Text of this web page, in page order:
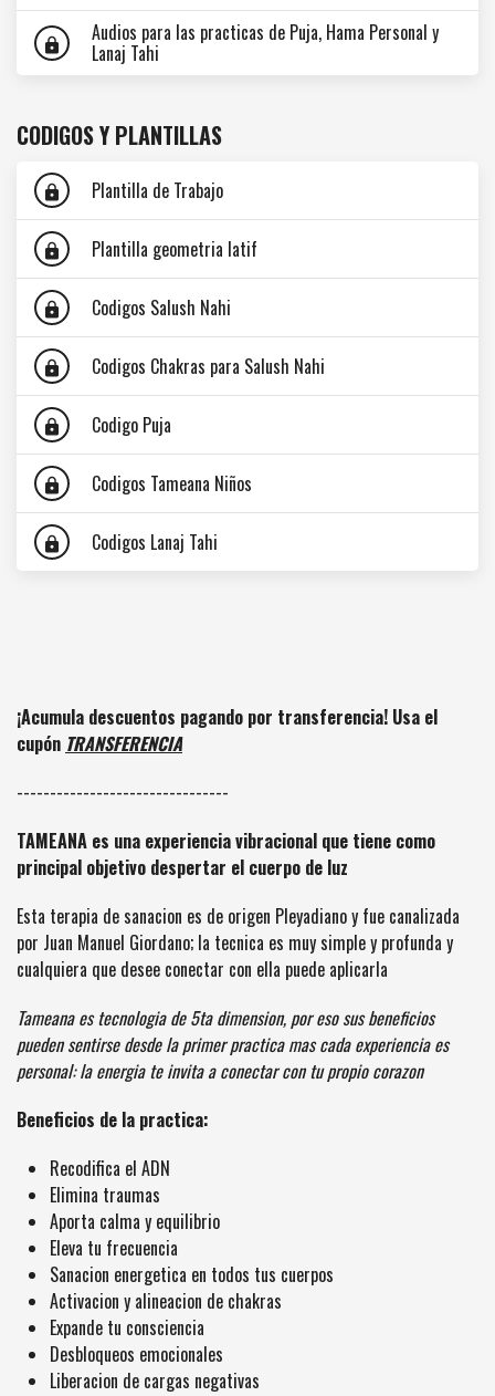
lock Audios para las practicas de Puja, Hama Personal y
Lanaj Tahi
CODIGOS Y PLANTILLAS
lock Plantilla de Trabajo
lock Plantilla geometria latif
lock Codigos Salush Nahi
lock Codigos Chakras para Salush Nahi
lock Codigo Puja
lock Codigos Tameana Niños
lock Codigos Lanaj Tahi
¡Acumula descuentos pagando por transferencia! Usa el
cupón TRANSFERENCIA
--------------------------------
TAMEANA es una experiencia vibracional que tiene como
principal objetivo despertar el cuerpo de luz
Esta terapia de sanacion es de origen Pleyadiano y fue canalizada
por Juan Manuel Giordano; la tecnica es muy simple y profunda y
cualquiera que desee conectar con ella puede aplicarla
Tameana es tecnologia de 5ta dimension, por eso sus beneficios
pueden sentirse desde la primer practica mas cada experiencia es
personal: la energia te invita a conectar con tu propio corazon️‍
Beneficios de la practica:
Recodifica el ADN
Elimina traumas
Aporta calma y equilibrio
Eleva tu frecuencia
Sanacion energetica en todos tus cuerpos
Activacion y alineacion de chakras
Expande tu consciencia
Desbloqueos emocionales
Liberacion de cargas negativas